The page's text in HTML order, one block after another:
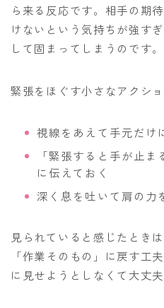
ら来る反応です。相手の期
けないという気持ちが強す
して固まってしまうのです。
緊張をほぐす小さなアクシ
視線をあえて手元だけ
「緊張すると手が止
に伝えておく
深く息を吐いて肩の力
見られていると感じたとき
「作業そのもの」に戻す工
に見せようとしなくて大丈夫